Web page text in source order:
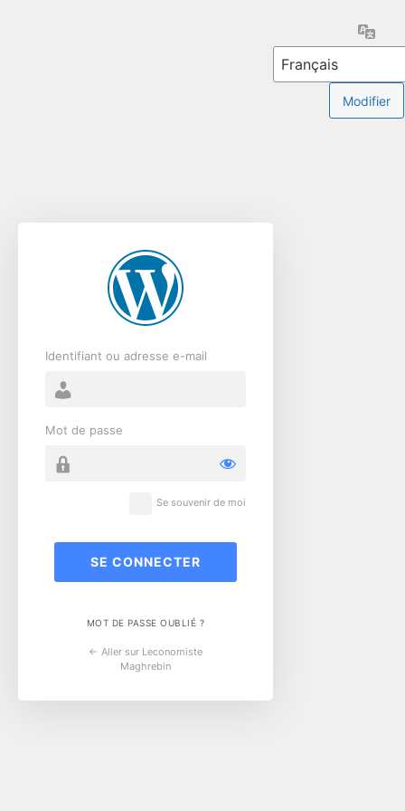
Identifiant ou adresse e-mail
Mot de passe
Se souvenir de moi
MOT DE PASSE OUBLIÉ ?
← Aller sur Leconomiste
Maghrebin